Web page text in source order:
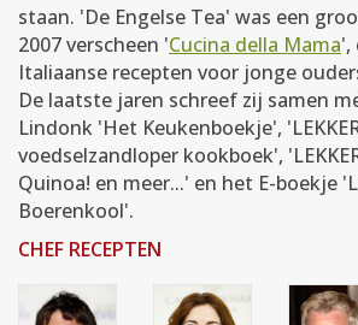
staan. 'De Engelse Tea' was een
2007 verscheen 'Cucina della Mama',
Italiaanse recepten voor jonge
De laatste jaren schreef zij samen
Lindonk 'Het Keukenboekje',
voedselzandloper kookboek',
Quinoa! en meer...' en het E-boekje
Boerenkool'.
CHEF RECEPTEN